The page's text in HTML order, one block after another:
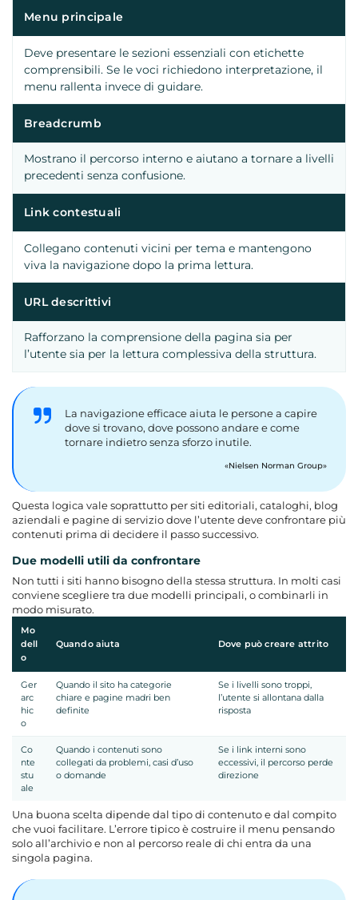
Menu principale
Deve presentare le sezioni essenziali con etichette
comprensibili. Se le voci richiedono interpretazione, il
menu rallenta invece di guidare.
Breadcrumb
Mostrano il percorso interno e aiutano a tornare a livelli
precedenti senza confusione.
Link contestuali
Collegano contenuti vicini per tema e mantengono
viva la navigazione dopo la prima lettura.
URL descrittivi
Rafforzano la comprensione della pagina sia per
l’utente sia per la lettura complessiva della struttura.
La navigazione efficace aiuta le persone a capire
dove si trovano, dove possono andare e come
tornare indietro senza sforzo inutile.
Nielsen Norman Group
Questa logica vale soprattutto per siti editoriali, cataloghi, blog
aziendali e pagine di servizio dove l’utente deve confrontare più
contenuti prima di decidere il passo successivo.
Due modelli utili da confrontare
Non tutti i siti hanno bisogno della stessa struttura. In molti casi
conviene scegliere tra due modelli principali, o combinarli in
modo misurato.
Mo
dell
o
Quando aiuta Dove può creare attrito
Ger
arc
hic
o
Quando il sito ha categorie
chiare e pagine madri ben
definite
Se i livelli sono troppi,
l’utente si allontana dalla
risposta
Co
nte
stu
ale
Quando i contenuti sono
collegati da problemi, casi d’uso
o domande
Se i link interni sono
eccessivi, il percorso perde
direzione
Una buona scelta dipende dal tipo di contenuto e dal compito
che vuoi facilitare. L’errore tipico è costruire il menu pensando
solo all’archivio e non al percorso reale di chi entra da una
singola pagina.